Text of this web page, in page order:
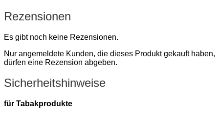
Rezensionen
Es gibt noch keine Rezensionen.
Nur angemeldete Kunden, die dieses Produkt gekauft haben,
dürfen eine Rezension abgeben.
Sicherheitshinweise
für Tabakprodukte